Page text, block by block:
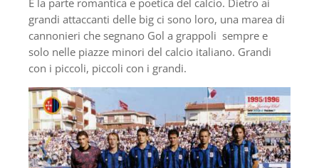
È la parte romantica e poetica del calcio. Dietro ai
grandi attaccanti delle big ci sono loro, una marea di
cannonieri che segnano Gol a grappoli sempre e
solo nelle piazze minori del calcio italiano. Grandi
con i piccoli, piccoli con i grandi.